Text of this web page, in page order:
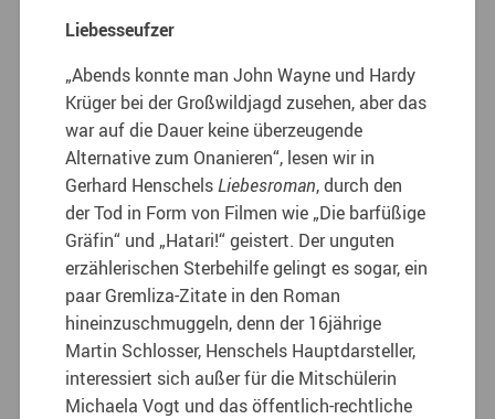
Liebesseufzer
„Abends konnte man John Wayne und Hardy
Krüger bei der Großwildjagd zusehen, aber das
war auf die Dauer keine überzeugende
Alternative zum Onanieren“, lesen wir in
Gerhard HenschelsLiebesroman, durch den
der Tod in Form von Filmen wie „Die barfüßige
Gräfin“ und „Hatari!“ geistert. Der unguten
erzählerischen Sterbehilfe gelingt es sogar, ein
paar Gremliza-Zitate in den Roman
hineinzuschmuggeln, denn der 16jährige
Martin Schlosser, Henschels Hauptdarsteller,
interessiert sich außer für die Mitschülerin
Michaela Vogt und das öffentlich-rechtliche